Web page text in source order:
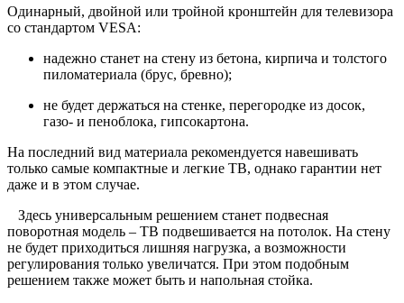
Одинарный, двойной или тройной кронштейн для телевизора
со стандартом VESA:
надежно станет на стену из бетона, кирпича и толстого
пиломатериала (брус, бревно);
не будет держаться на стенке, перегородке из досок,
газо- и пеноблока, гипсокартона.
На последний вид материала рекомендуется навешивать
только самые компактные и легкие ТВ, однако гарантии нет
даже и в этом случае.
Здесь универсальным решением станет подвесная
поворотная модель – ТВ подвешивается на потолок. На стену
не будет приходиться лишняя нагрузка, а возможности
регулирования только увеличатся. При этом подобным
решением также может быть и напольная стойка.